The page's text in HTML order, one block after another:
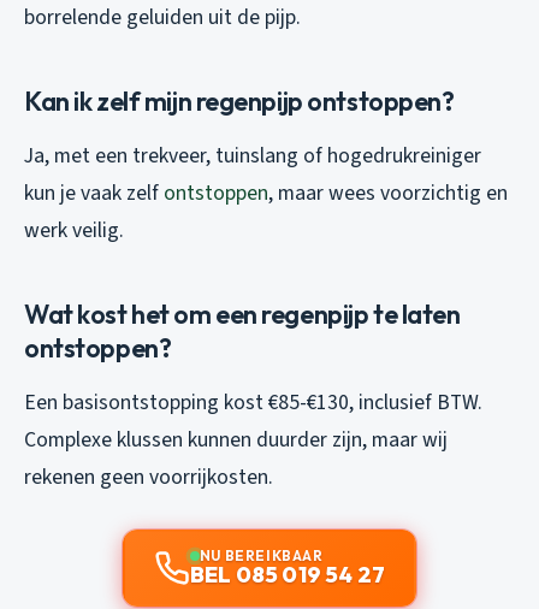
borrelende geluiden uit de pijp.
Kan ik zelf mijn regenpijp ontstoppen?
Ja, met een trekveer, tuinslang of hogedrukreiniger
kun je vaak zelf ontstoppen, maar wees voorzichtig en
werk veilig.
Wat kost het om een regenpijp te laten
ontstoppen?
Een basisontstopping kost €85-€130, inclusief BTW.
Complexe klussen kunnen duurder zijn, maar wij
rekenen geen voorrijkosten.
NU BEREIKBAAR
BEL 085 019 54 27